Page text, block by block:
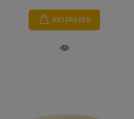
RESERVEER